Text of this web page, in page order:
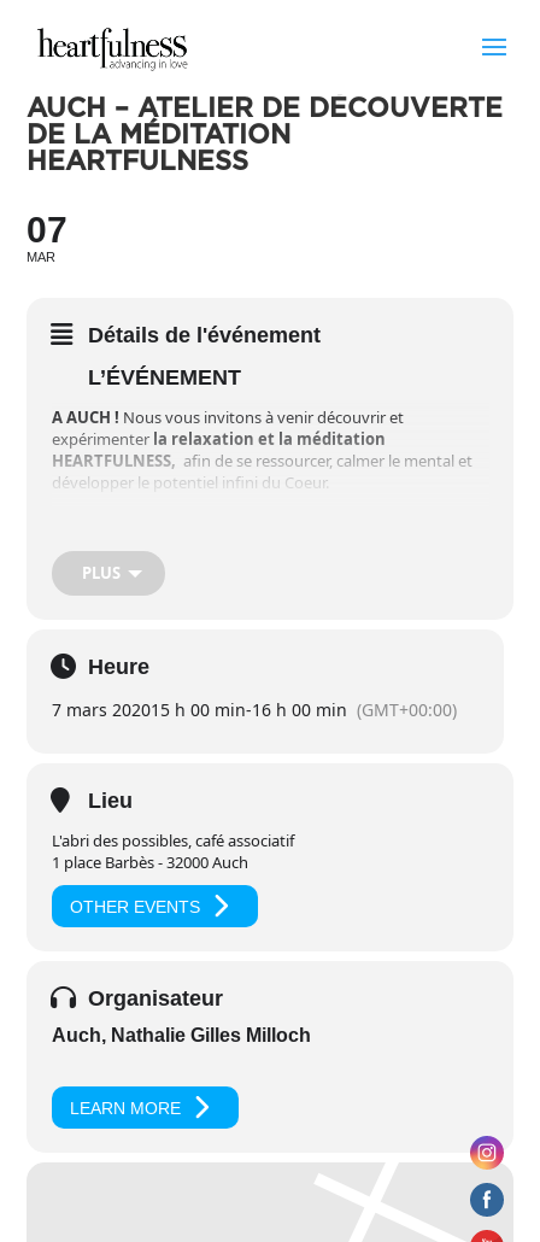
AUCH – ATELIER DE DÉCOUVERTE
DE LA MÉDITATION
HEARTFULNESS
07
MAR
Détails de l'événement
L’ÉVÉNEMENT
A AUCH ! Nous vous invitons à venir découvrir et
expérimenter la relaxation et la méditation
HEARTFULNESS,afin de se ressourcer, calmer le mental et
développer le potentiel infini du Coeur.
Aucune posture, aucune condition physique n’est requise.
Bienvenue à toutes et à tous. Accueil à partir de 14h45.
Participation financière libre et consciente pour soutenir les
Nathalie et Chantal
PLUS
Heure
7 mars 202015 h 00 min-16 h 00 min (GMT+00:00)
Lieu
L'abri des possibles, café associatif
1 place Barbès - 32000 Auch
OTHER EVENTS
Organisateur
Auch, Nathalie Gilles Milloch
LEARN MORE